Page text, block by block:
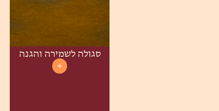
סגולה לשמירה והגנה